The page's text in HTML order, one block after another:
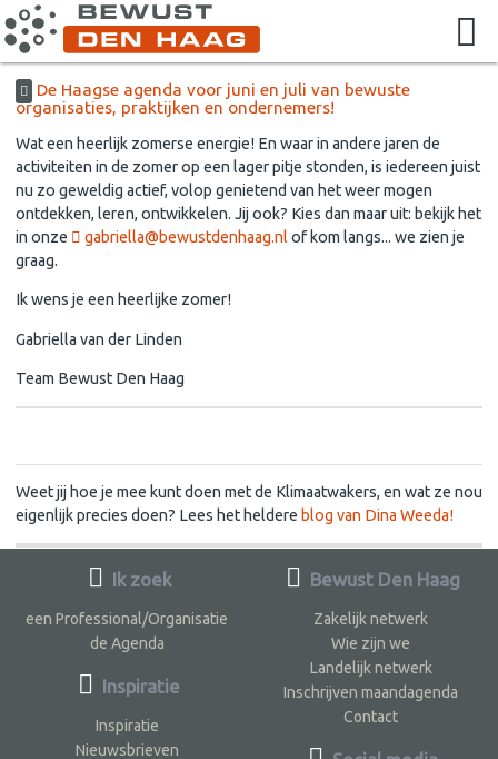
De Haagse agenda voor juni en juli van bewuste
organisaties, praktijken en ondernemers!
Wat een heerlijk zomerse energie! En waar in andere jaren de
activiteiten in de zomer op een lager pitje stonden, is iedereen juist
nu zo geweldig actief, volop genietend van het weer mogen
ontdekken, leren, ontwikkelen. Jij ook? Kies dan maar uit: bekijk het
in onze
gabriella@bewustdenhaag.nl of kom langs... we zien je
graag.
Ik wens je een heerlijke zomer!
Gabriella van der Linden
Team Bewust Den Haag
Weet jij hoe je mee kunt doen met de Klimaatwakers, en wat ze nou
eigenlijk precies doen? Lees het heldere blog van Dina Weeda!
Ik zoek
een Professional/Organisatie
de Agenda
Inspiratie
Inspiratie
Nieuwsbrieven
Bewust Den Haag
Zakelijk netwerk
Wie zijn we
Landelijk netwerk
Inschrijven maandagenda
Contact